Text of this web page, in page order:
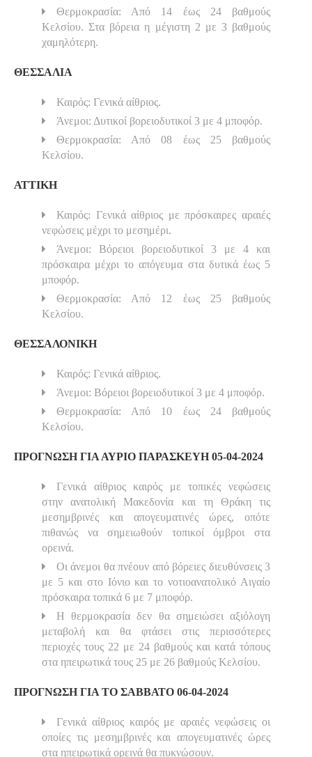
Θερμοκρασία: Από 14 έως 24 βαθμούς
Κελσίου. Στα βόρεια η μέγιστη 2 με 3 βαθμούς
χαμηλότερη.
ΘΕΣΣΑΛΙΑ
Καιρός: Γενικά αίθριος.
Άνεμοι: Δυτικοί βορειοδυτικοί 3 με 4 μποφόρ.
Θερμοκρασία: Από 08 έως 25 βαθμούς
Κελσίου.
ΑΤΤΙΚΗ
Καιρός: Γενικά αίθριος με πρόσκαιρες αραιές
νεφώσεις μέχρι το μεσημέρι.
Άνεμοι: Βόρειοι βορειοδυτικοί 3 με 4 και
πρόσκαιρα μέχρι το απόγευμα στα δυτικά έως 5
μποφόρ.
Θερμοκρασία: Από 12 έως 25 βαθμούς
Κελσίου.
ΘΕΣΣΑΛΟΝΙΚΗ
Καιρός: Γενικά αίθριος.
Άνεμοι: Βόρειοι βορειοδυτικοί 3 με 4 μποφόρ.
Θερμοκρασία: Από 10 έως 24 βαθμούς
Κελσίου.
ΠΡΟΓΝΩΣΗ ΓΙΑ ΑΥΡΙΟ ΠΑΡΑΣΚΕΥΗ 05-04-2024
Γενικά αίθριος καιρός με τοπικές νεφώσεις
στην ανατολική Μακεδονία και τη Θράκη τις
μεσημβρινές και απογευματινές ώρες, οπότε
πιθανώς να σημειωθούν τοπικοί όμβροι στα
ορεινά.
Οι άνεμοι θα πνέουν από βόρειες διευθύνσεις 3
με 5 και στο Ιόνιο και το νοτιοανατολικό Αιγαίο
πρόσκαιρα τοπικά 6 με 7 μποφόρ.
Η θερμοκρασία δεν θα σημειώσει αξιόλογη
μεταβολή και θα φτάσει στις περισσότερες
περιοχές τους 22 με 24 βαθμούς και κατά τόπους
στα ηπειρωτικά τους 25 με 26 βαθμούς Κελσίου.
ΠΡΟΓΝΩΣΗ ΓΙΑ ΤΟ ΣΑΒΒΑΤΟ 06-04-2024
Γενικά αίθριος καιρός με αραιές νεφώσεις οι
οποίες τις μεσημβρινές και απογευματινές ώρες
στα ηπειρωτικά ορεινά θα πυκνώσουν.